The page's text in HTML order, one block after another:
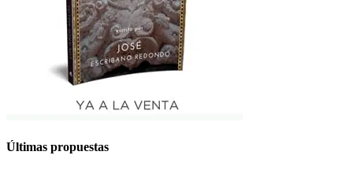
Últimas propuestas